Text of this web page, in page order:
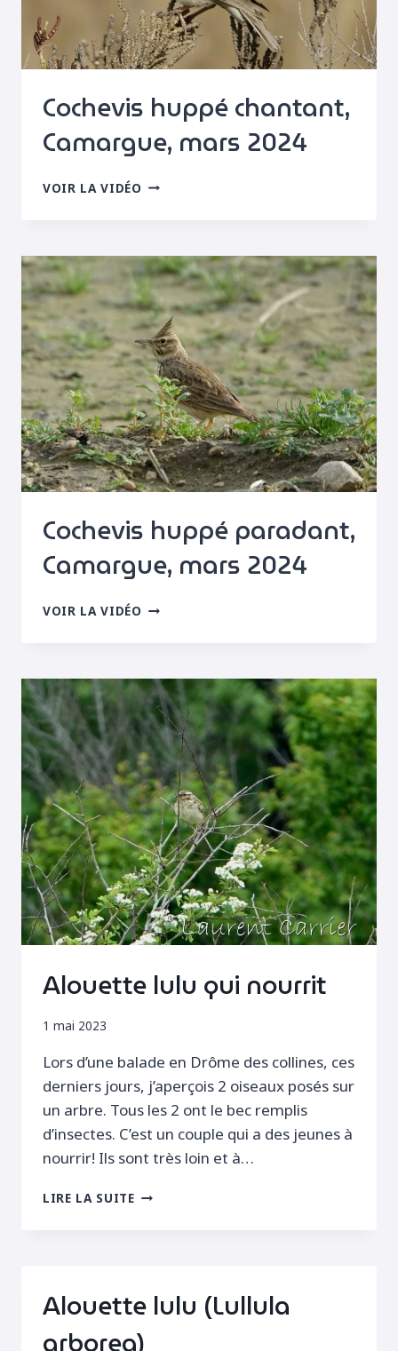
Cochevis huppé chantant,
Camargue, mars 2024
VOIR LA VIDÉO COCHEVIS
MARS
2024
Cochevis huppé paradant,
Camargue, mars 2024
VOIR LA VIDÉO COCHEVIS
MARS
2024
Alouette lulu qui nourrit
1 mai 2023
Lors d’une balade en Drôme des collines, ces
derniers jours, j’aperçois 2 oiseaux posés sur
un arbre. Tous les 2 ont le bec remplis
d’insectes. C’est un couple qui a des jeunes à
nourrir! Ils sont très loin et à…
LIRE LA SUITEALOUETTE
Alouette lulu (Lullula
arborea)